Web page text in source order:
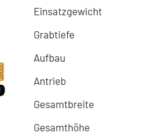
Einsatzgewicht
Grabtiefe
Aufbau
Antrieb
Gesamtbreite
Gesamthöhe